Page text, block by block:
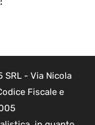
SRL - Via Nicola
Fiscale e